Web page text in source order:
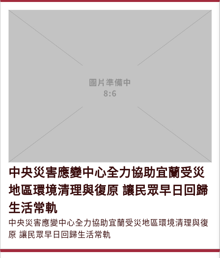
中央災害應變中心全力協助宜蘭受災
地區環境清理與復原 讓民眾早日回歸
生活常軌
中央災害應變中心全力協助宜蘭受災地區環境清理與復
原 讓民眾早日回歸生活常軌